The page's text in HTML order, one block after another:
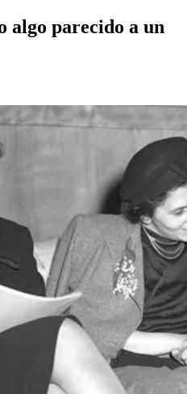
algo parecido a un